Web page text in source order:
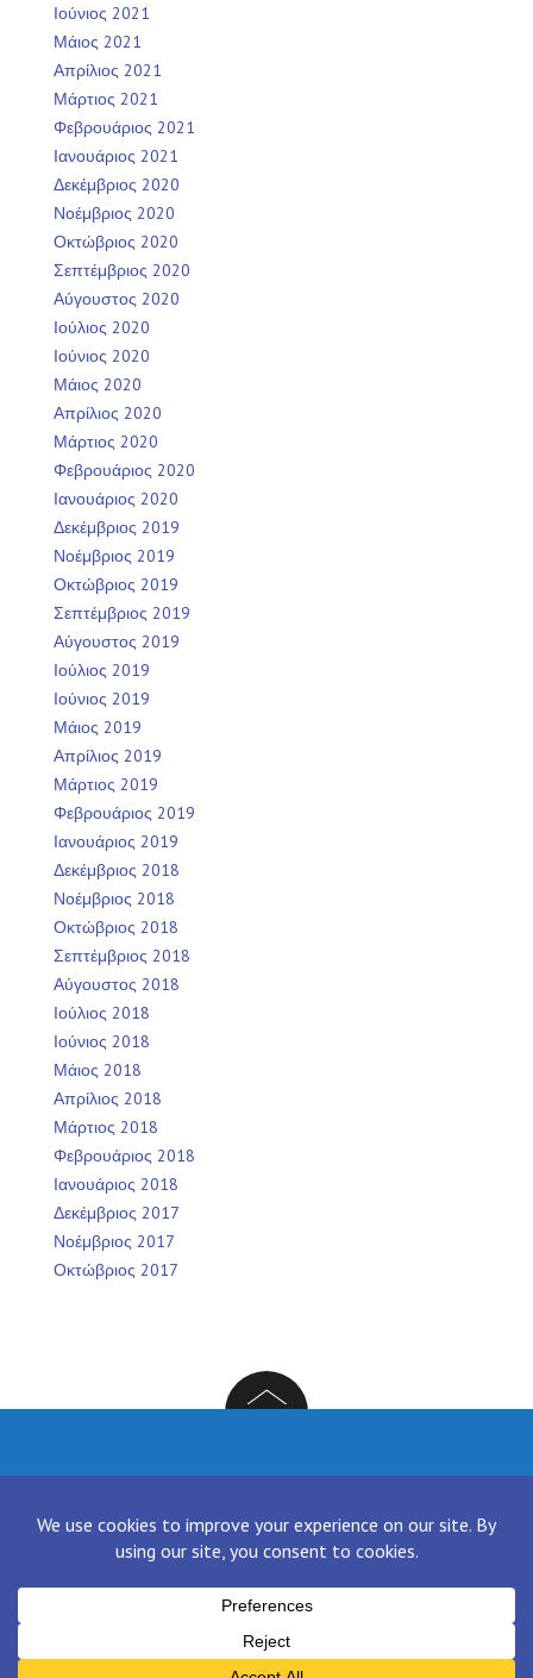
Ιούνιος 2021
Μάιος 2021
Απρίλιος 2021
Μάρτιος 2021
Φεβρουάριος 2021
Ιανουάριος 2021
Δεκέμβριος 2020
Νοέμβριος 2020
Οκτώβριος 2020
Σεπτέμβριος 2020
Αύγουστος 2020
Ιούλιος 2020
Ιούνιος 2020
Μάιος 2020
Απρίλιος 2020
Μάρτιος 2020
Φεβρουάριος 2020
Ιανουάριος 2020
Δεκέμβριος 2019
Νοέμβριος 2019
Οκτώβριος 2019
Σεπτέμβριος 2019
Αύγουστος 2019
Ιούλιος 2019
Ιούνιος 2019
Μάιος 2019
Απρίλιος 2019
Μάρτιος 2019
Φεβρουάριος 2019
Ιανουάριος 2019
Δεκέμβριος 2018
Νοέμβριος 2018
Οκτώβριος 2018
Σεπτέμβριος 2018
Αύγουστος 2018
Ιούλιος 2018
Ιούνιος 2018
Μάιος 2018
Απρίλιος 2018
Μάρτιος 2018
Φεβρουάριος 2018
Ιανουάριος 2018
Δεκέμβριος 2017
Νοέμβριος 2017
Οκτώβριος 2017